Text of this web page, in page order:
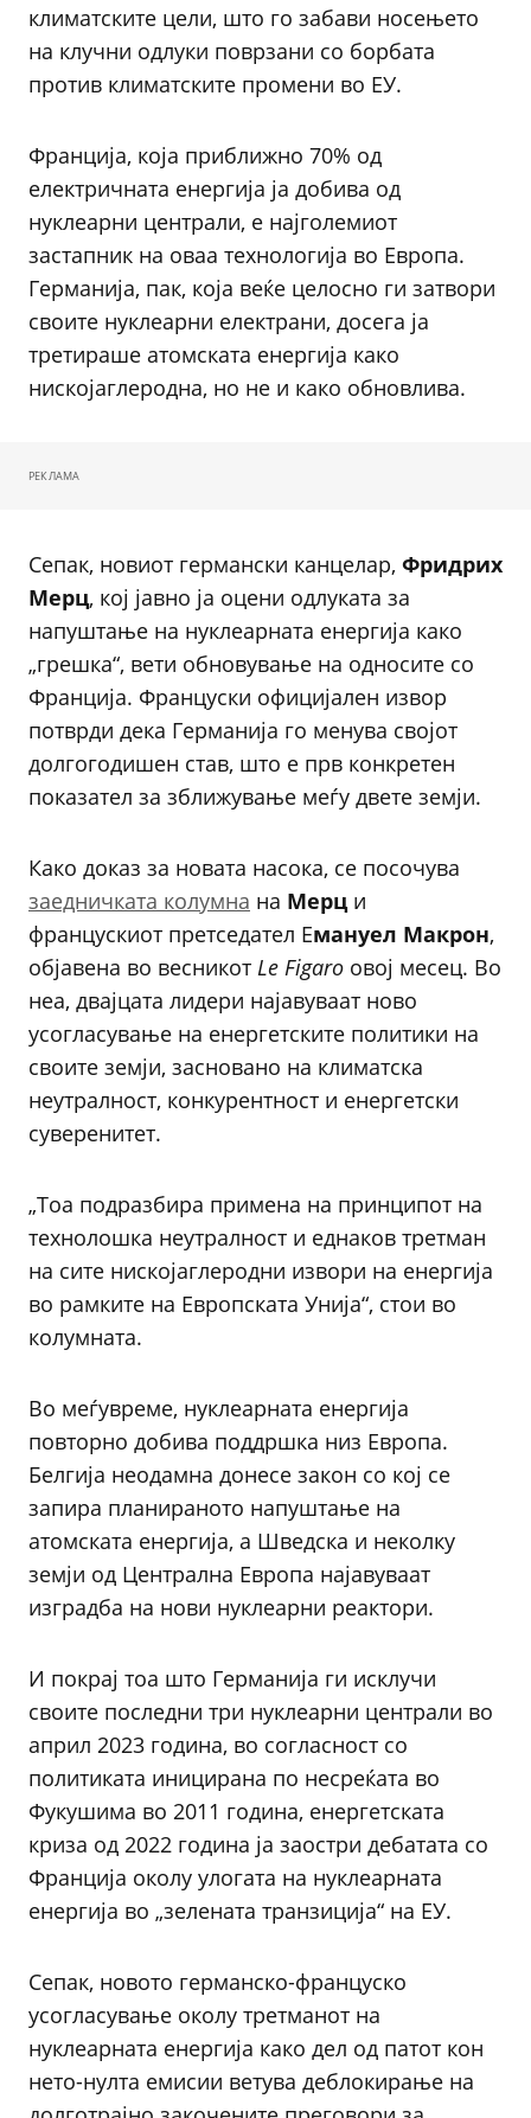
климатските цели, што го забави носењето
на клучни одлуки поврзани со борбата
против климатските промени во ЕУ.
Франција, која приближно 70% од
електричната енергија ја добива од
нуклеарни централи, е најголемиот
застапник на оваа технологија во Европа.
Германија, пак, која веќе целосно ги затвори
своите нуклеарни електрани, досега ја
третираше атомската енергија како
нискојаглеродна, но не и како обновлива.
РЕКЛАМА
Сепак, новиот германски канцелар, Фридрих
Мерц, кој јавно ја оцени одлуката за
напуштање на нуклеарната енергија како
„грешка“, вети обновување на односите со
Франција. Француски официјален извор
потврди дека Германија го менува својот
долгогодишен став, што е прв конкретен
показател за зближување меѓу двете земји.
Како доказ за новата насока, се посочува
заедничката колумна на Мерц и
францускиот претседател Емануел Макрон,
објавена во весникот Le Figaro овој месец. Во
неа, двајцата лидери најавуваат ново
усогласување на енергетските политики на
своите земји, засновано на климатска
неутралност, конкурентност и енергетски
суверенитет.
„Тоа подразбира примена на принципот на
технолошка неутралност и еднаков третман
на сите нискојаглеродни извори на енергија
во рамките на Европската Унија“, стои во
колумната.
Во меѓувреме, нуклеарната енергија
повторно добива поддршка низ Европа.
Белгија неодамна донесе закон со кој се
запира планираното напуштање на
атомската енергија, а Шведска и неколку
земји од Централна Европа најавуваат
изградба на нови нуклеарни реактори.
И покрај тоа што Германија ги исклучи
своите последни три нуклеарни централи во
април 2023 година, во согласност со
политиката иницирана по несреќата во
Фукушима во 2011 година, енергетската
криза од 2022 година ја заостри дебатата со
Франција околу улогата на нуклеарната
енергија во „зелената транзиција“ на ЕУ.
Сепак, новото германско-француско
усогласување околу третманот на
нуклеарната енергија како дел од патот кон
нето-нулта емисии ветува деблокирање на